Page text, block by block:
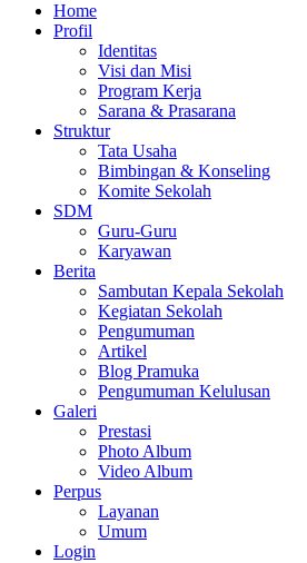
Home
Profil
Identitas
Visi dan Misi
Program Kerja
Sarana & Prasarana
Struktur
Tata Usaha
Bimbingan & Konseling
Komite Sekolah
SDM
Guru-Guru
Karyawan
Berita
Sambutan Kepala Sekolah
Kegiatan Sekolah
Pengumuman
Artikel
Blog Pramuka
Pengumuman Kelulusan
Galeri
Prestasi
Photo Album
Video Album
Perpus
Layanan
Umum
Login